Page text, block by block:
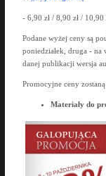
- 6,90 zł / 8,90 zł / 10,90
Podane wyżej ceny są
poniedziałek, druga - na
danej publikacji wersja
Promocyjne ceny
Materiały do